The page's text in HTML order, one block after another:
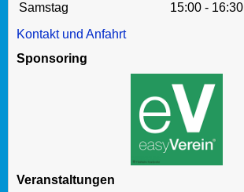
Samstag
15:00 - 16:30
Kontakt und Anfahrt
Sponsoring
Veranstaltungen